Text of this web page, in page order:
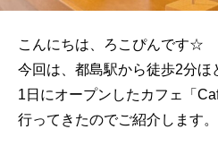
こんにちは、ろこぴんです☆
今回は、都島駅から徒歩2分ほ
1日にオープンしたカフェ「
行ってきたのでご紹介します。